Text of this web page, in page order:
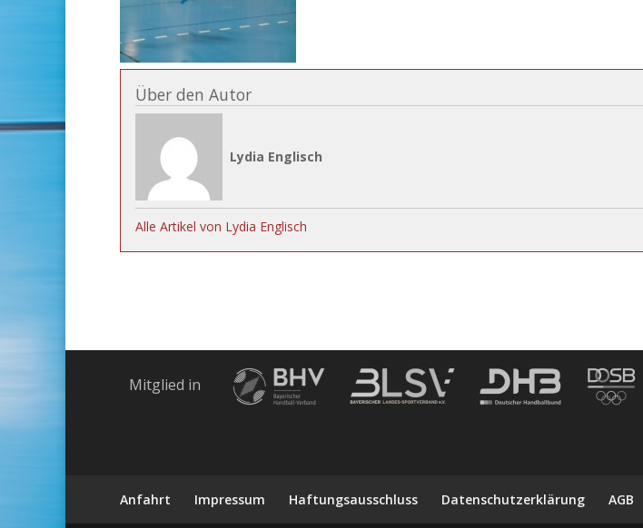
Über den Autor
Lydia Englisch
Alle Artikel von Lydia Englisch
Mitglied in
Anfahrt Impressum Haftungsausschluss Datenschutzerklärung AGB